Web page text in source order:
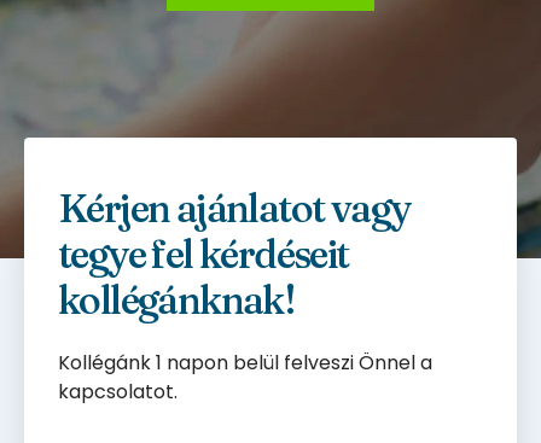
Kérjen ajánlatot vagy
tegye fel kérdéseit
kollégánknak!
Kollégánk 1 napon belül felveszi Önnel a
kapcsolatot.